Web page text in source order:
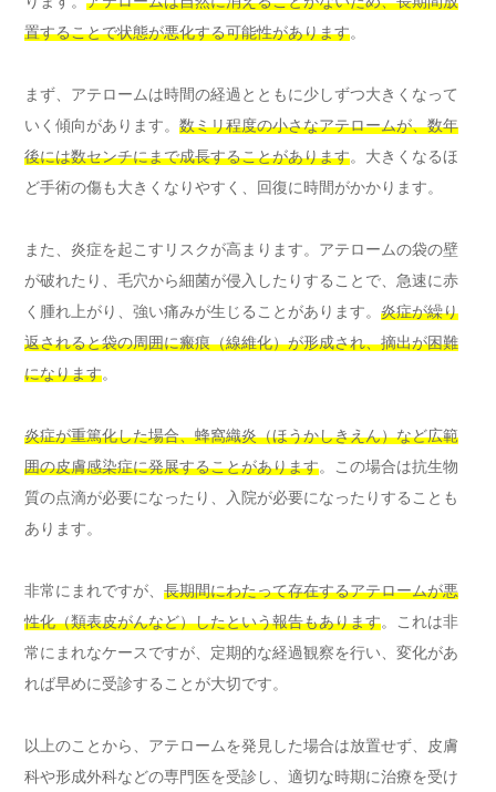
置することで状態が悪化する可能性があります。
まず、アテロームは時間の経過とともに少しずつ大きくなって
いく傾向があります。 数ミリ程度の小さなアテロームが、数年
後には数センチにまで成長することがあります。大きくなるほ
ど手術の傷も大きくなりやすく、回復に時間がかかります。
また、炎症を起こすリスクが高まります。アテロームの袋の壁
が破れたり、毛穴から細菌が侵入したりすることで、急速に赤
く腫れ上がり、強い痛みが生じることがあります。 炎症が繰り
返されると袋の周囲に瘢痕（線維化）が形成され、摘出が困難
になります。
炎症が重篤化した場合、蜂窩織炎（ほうかしきえん）など広範
囲の皮膚感染症に発展することがあります。この場合は抗生物
質の点滴が必要になったり、入院が必要になったりすることも
あります。
非常にまれですが、 長期間にわたって存在するアテロームが悪
性化（類表皮がんなど）したという報告もあります。これは非
常にまれなケースですが、定期的な経過観察を行い、変化があ
れば早めに受診することが大切です。
以上のことから、アテロームを発見した場合は放置せず、皮膚
科や形成外科などの専門医を受診し、適切な時期に治療を受け